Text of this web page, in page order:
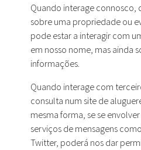
Quando interage connosco,
sobre uma propriedade ou
pode estar a interagir com
em nosso nome, mas ainda
informações.
Quando interage com
consulta num site de
mesma forma, se se
serviços de mensagens
Twitter, poderá nos dar